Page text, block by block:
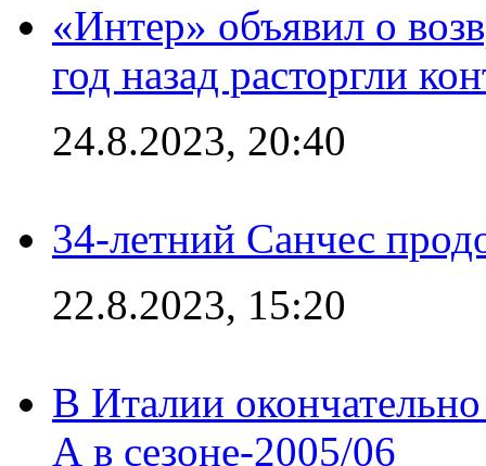
«Интер» объявил о
год назад расторгли
24.8.2023, 20:40
34-летний Санчес
22.8.2023, 15:20
В Италии
А в сезоне-2005/06